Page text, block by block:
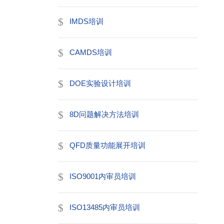
IMDS培训
CAMDS培训
DOE实验设计培训
8D问题解决方法培训
QFD质量功能展开培训
ISO9001内审员培训
ISO13485内审员培训